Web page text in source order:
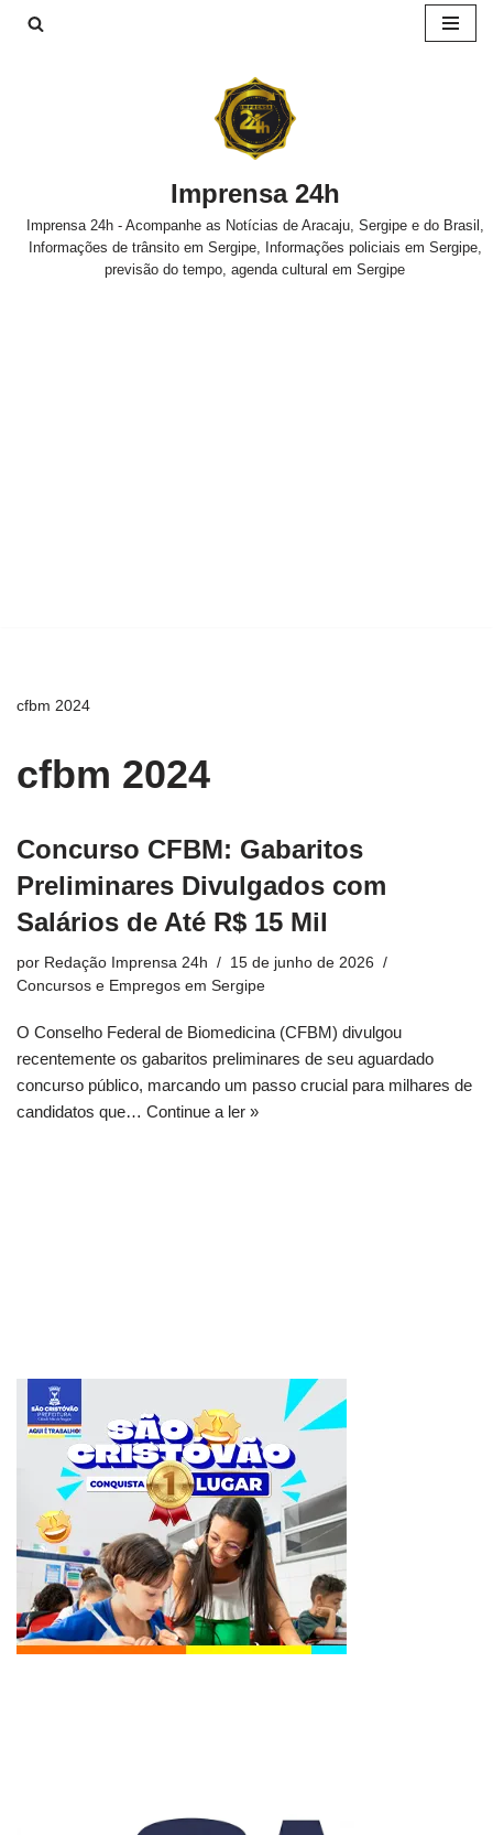
Imprensa 24h
Imprensa 24h - Acompanhe as Notícias de Aracaju, Sergipe e do Brasil,
Informações de trânsito em Sergipe, Informações policiais em Sergipe,
previsão do tempo, agenda cultural em Sergipe
cfbm 2024
cfbm 2024
Concurso CFBM: Gabaritos
Preliminares Divulgados com
Salários de Até R$ 15 Mil
por Redação Imprensa 24h
15 de junho de 2026
Concursos e Empregos em Sergipe
O Conselho Federal de Biomedicina (CFBM) divulgou
recentemente os gabaritos preliminares de seu aguardado
concurso público, marcando um passo crucial para milhares de
candidatos que… Continue a ler »